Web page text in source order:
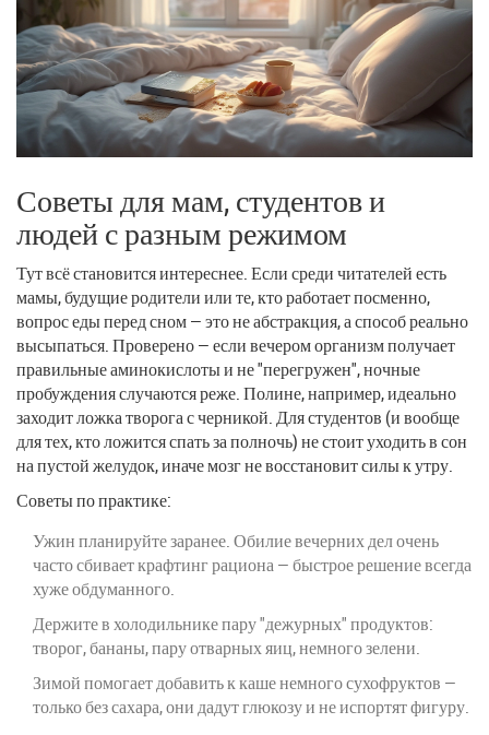
Советы для мам, студентов и
людей с разным режимом
Тут всё становится интереснее. Если среди читателей есть
мамы, будущие родители или те, кто работает посменно,
вопрос еды перед сном — это не абстракция, а способ реально
высыпаться. Проверено — если вечером организм получает
правильные аминокислоты и не "перегружен", ночные
пробуждения случаются реже. Полине, например, идеально
заходит ложка творога с черникой. Для студентов (и вообще
для тех, кто ложится спать за полночь) не стоит уходить в сон
на пустой желудок, иначе мозг не восстановит силы к утру.
Советы по практике:
Ужин планируйте заранее. Обилие вечерних дел очень
часто сбивает крафтинг рациона — быстрое решение всегда
хуже обдуманного.
Держите в холодильнике пару "дежурных" продуктов:
творог, бананы, пару отварных яиц, немного зелени.
Зимой помогает добавить к каше немного сухофруктов —
только без сахара, они дадут глюкозу и не испортят фигуру.